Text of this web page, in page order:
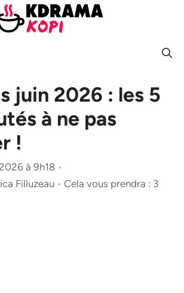
juin 2026 : les 5
à ne pas
!
à 9h18 •
Filluzeau • Cela vous prendra : 3